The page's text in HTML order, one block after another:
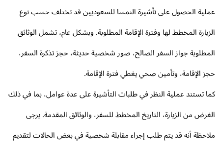
الحصول على تأشيرة النمسا للسعوديين قد تختلف حسب نوع
المخطط لها وفترة الإقامة المطلوبة. وبشكل عام، تشمل الوثائق
جواز السفر الصالح، صور شخصية حديثة، حجز تذكرة السفر،
الإقامة، وتأمين صحي يغطي فترة الإقامة.
تستند عملية النظر في طلبات التأشيرة على عدة عوامل، بما في ذلك
من الزيارة، التاريخ المخطط للسفر، والوثائق المقدمة. يرجى
أنه قد يتم طلب إجراء مقابلة شخصية في بعض الحالات لتقديم